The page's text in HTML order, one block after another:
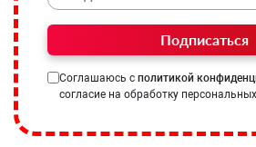
Подписаться
Соглашаюсь с политикой
согласие на обработку